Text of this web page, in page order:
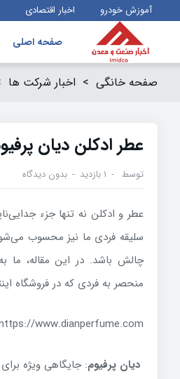
آموزش خودرو اخبار اقتصادی
صفحه اصلی
صفحه خانگی > اخبار شرکت ها
عطر ادکلن دیان
توسط ۱ بازدید بدون دیدگاه
عطر و ادکلن نه تنها جزء
سلیقه فردی ما نیز محسوب
چالش باشد. در این مقاله، ما
منحصر به فردی که در فروشگاه
www.dianperfume.com/
دیان پرفیوم: جایگاهی ویژه